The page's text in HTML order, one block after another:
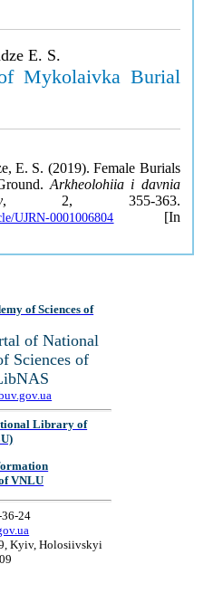
E. S.
Mykolaivka Burial
E. S. (2019). Female Burials
Arkheolohiia i davnia
, 2, 355-363.
UJRN-0001006804 [In
of Sciences of
of National
Sciences of
Library of
VNLU
24
Kyiv, Holosiivskyi